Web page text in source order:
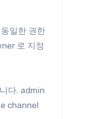
일한 권한
로 지정
다. admin
channel